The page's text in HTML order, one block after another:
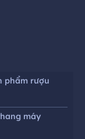
phẩm rượu
máy